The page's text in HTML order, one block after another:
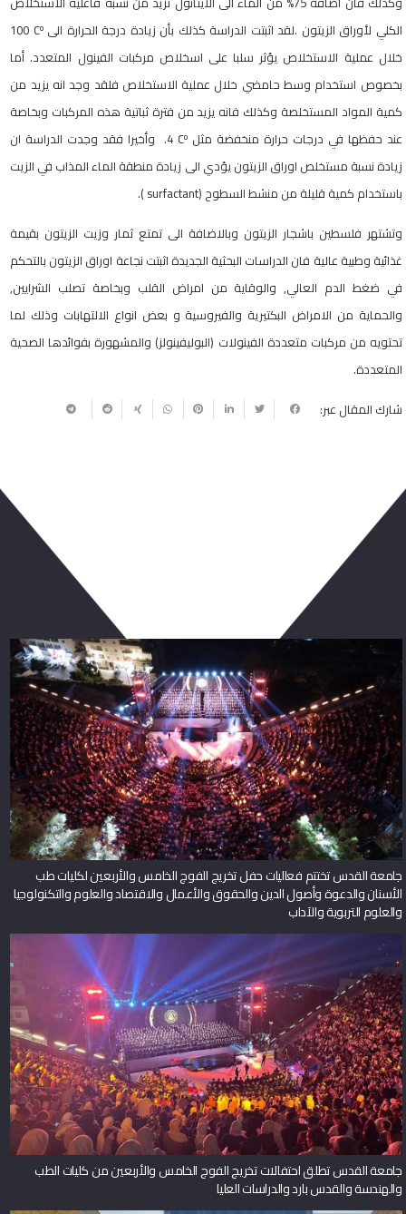
الكلي لأوراق الزيتون .لقد اثبتت الدراسة كذلك بأن زيادة درجة الحرارة الىCo
100
خلال عملية الاستخلاص يؤثر سلبا على اسخلاص مركبات الفينول المتعدد. أما
بخصوص استخدام وسط حامضي خلال عملية الاستخلاص فلقد وجد انه يزيد من
كمية المواد المستخلصة وكذلك فانه يزيد من فترة ثباتية هذه المركبات وبخاصة
عند حفظها في درجات حرارة منخفضة مثل Co
4. وأخيرا فقد وجدت الدراسة ان
زيادة نسبة مستخلص اوراق الزيتون يؤدي الى زيادة منطقة الماء المذاب في الزيت
باستخدام كمية قليلة من منشط السطوح surfactant)
.(
وتشتهر فلسطين باشجار الزيتون وبالاضافة الى تمتع ثمار وزيت الزيتون بقيمة
غذائية وطبية عالية فان الدراسات البحثية الجديدة اثبتت نجاعة اوراق الزيتون بالتحكم
في ضغط الدم العالي, والوقاية من امراض القلب وبخاصة تصلب الشرايين,
والحماية من الامراض البكتيرية والفيروسية و بعض انواع الالتهابات وذلك لما
تحتويه من مركبات متعددة الفينولات (البوليفينولز) والمشهورة بفوائدها الصحية
المتعددة.
شارك المقال عبر:
جامعة القدس تختتم فعاليات حفل تخريج الفوج الخامس والأربعين لكليات طب
الأسنان والدعوة وأصول الدين والحقوق والأعمال والاقتصاد والعلوم والتكنولوجيا
والعلوم التربوية والآداب
جامعة القدس تطلق احتفالات تخريج الفوج الخامس والأربعين من كليات الطب
والهندسة والقدس بارد والدراسات العليا